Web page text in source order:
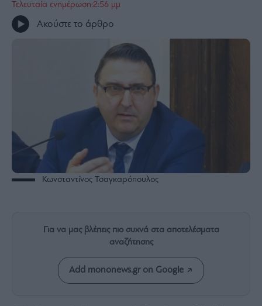
Room
301
My
θετικά
Rumors
Today
Συνεντεύξεις
Τελευταία ενημέρωση:2:56 μμ
Ακούστε το άρθρο
Κωνσταντίνος Τσαγκαρόπουλος
Για να μας βλέπεις πιο συχνά στα αποτελέσματα
αναζήτησης
Add mononews.gr on Google